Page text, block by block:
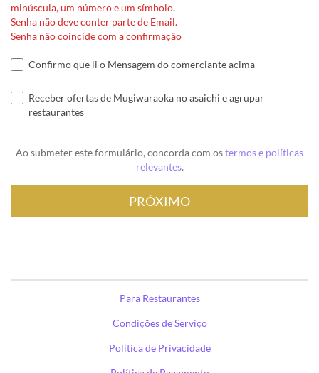
minúscula, um número e um símbolo.
Senha não deve conter parte de Email.
Senha não coincide com a confirmação
Confirmo que li o Mensagem do comerciante acima
Receber ofertas de Mugiwaraoka no asaichi e agrupar
restaurantes
Ao submeter este formulário, concorda com ostermos e políticas
relevantes.
Para Restaurantes
Condições de Serviço
Política de Privacidade